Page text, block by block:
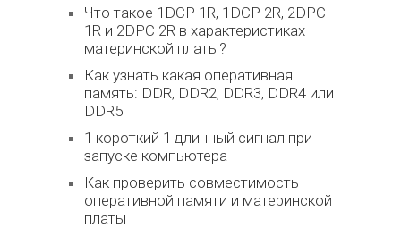
Что такое 1DCP 1R, 1DCP 2R, 2DPC
1R и 2DPC 2R в характеристиках
материнской платы?
Как узнать какая оперативная
память: DDR, DDR2, DDR3, DDR4 или
DDR5
1 короткий 1 длинный сигнал при
запуске компьютера
Как проверить совместимость
оперативной памяти и материнской
платы